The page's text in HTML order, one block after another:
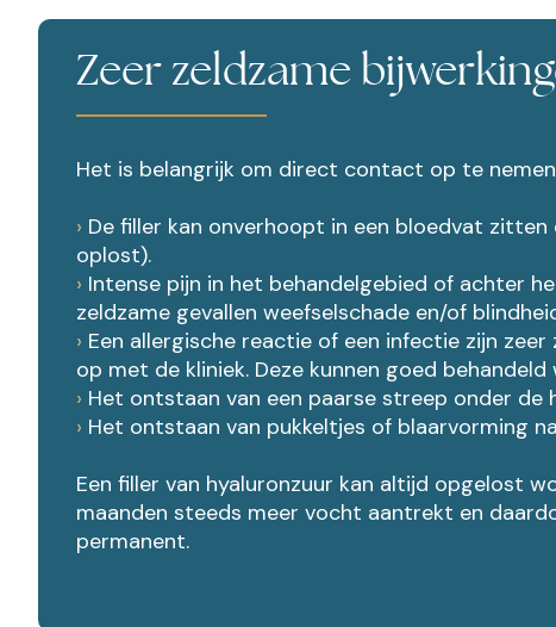
Zeer zeldzame
Het is belangrijk om direct contact op te
› De filler kan onverhoopt in een bloedvat
oplost).
› Intense pijn in het behandelgebied of achter
zeldzame gevallen weefselschade en/of
› Een allergische reactie of een infectie zijn
op met de kliniek. Deze kunnen goed behandeld
› Het ontstaan van een paarse streep onder de
› Het ontstaan van pukkeltjes of blaarvorming
Een filler van hyaluronzuur kan altijd opgelost
maanden steeds meer vocht aantrekt en
permanent.